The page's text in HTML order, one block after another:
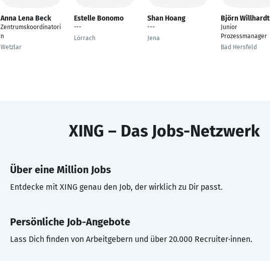
Anna Lena Beck
Zentrumskoordinatori
n
Wetzlar
Estelle Bonomo
---
Lörrach
Shan Hoang
---
Jena
Björn Willhardt
Junior
Prozessmanager
Bad Hersfeld
XING – Das Jobs-Netzwerk
Über eine Million Jobs
Entdecke mit XING genau den Job, der wirklich zu Dir passt.
Persönliche Job-Angebote
Lass Dich finden von Arbeitgebern und über 20.000 Recruiter·innen.